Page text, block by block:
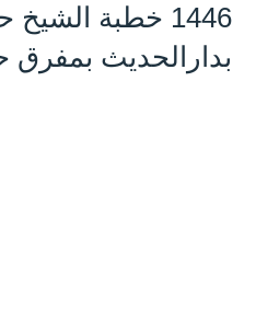
1446 خطبة
بدارالحديث